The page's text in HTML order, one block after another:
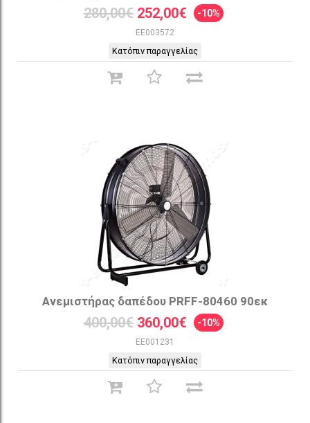
280,00€ 252,00€ -10%
EE003572
Κατόπιν παραγγελίας
Ανεμιστήρας δαπέδου PRFF-80460 90εκ
400,00€ 360,00€ -10%
EE001231
Κατόπιν παραγγελίας